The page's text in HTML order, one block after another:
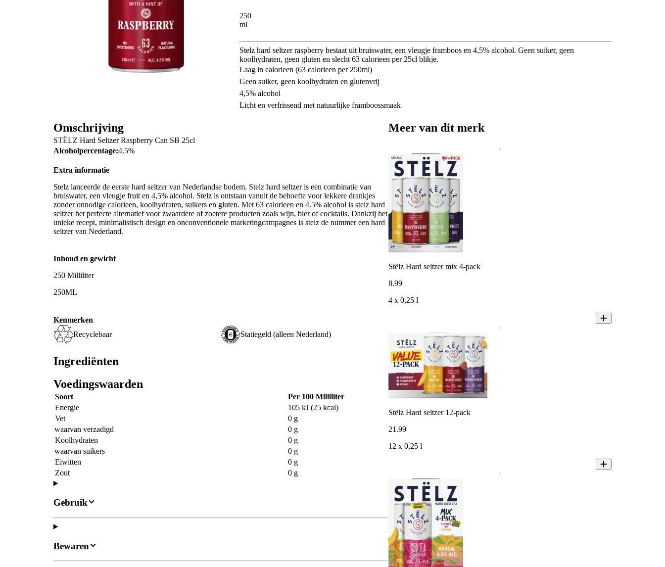
250
ml
Stelz hard seltzer raspberry bestaat uit bruiswater, een vleugje framboos en 4,5% alcohol. Geen suiker, geen
koolhydraten, geen gluten en slecht 63 calorieen per 25cl blikje.
Laag in calorieen (63 calorieen per 250ml)
Geen suiker, geen koolhydraten en glutenvrij
4,5% alcohol
Licht en verfrissend met natuurlijke framboossmaak
Omschrijving
STËLZ Hard Seltzer Raspberry Can SB 25cl
Alcoholpercentage:4.5%
Extra informatie
Stelz lanceerde de eerste hard seltzer van Nederlandse bodem. Stelz hard seltzer is een combinatie van
bruiswater, een vleugje fruit en 4,5% alcohol. Stelz is ontstaan vanuit de behoefte voor lekkere drankjes
zonder onnodige calorieen, koolhydraten, suikers en gluten. Met 63 calorieen en 4.5% alcohol is stelz hard
seltzer het perfecte alternatief voor zwaardere of zoetere producten zoals wijn, bier of cocktails. Dankzij het
unieke recept, minimalistisch design en onconventionele marketingcampagnes is stelz de nummer een hard
seltzer van Nederland.
Inhoud en gewicht
250 Milliliter
250ML
Kenmerken
Recyclebaar
Statiegeld (alleen Nederland)
Ingrediënten
Voedingswaarden
Soort
Per 100 Milliliter
Energie
105 kJ (25 kcal)
Vet
0 g
waarvan verzadigd
0 g
Koolhydraten
0 g
waarvan suikers
0 g
Eiwitten
0 g
Zout
0 g
Gebruik
Bewaren
Meer van dit merk
Stëlz Hard seltzer mix 4-pack
8.99
4 x 0,25 l
Stëlz Hard seltzer 12-pack
21 .99
12 x 0,25 l